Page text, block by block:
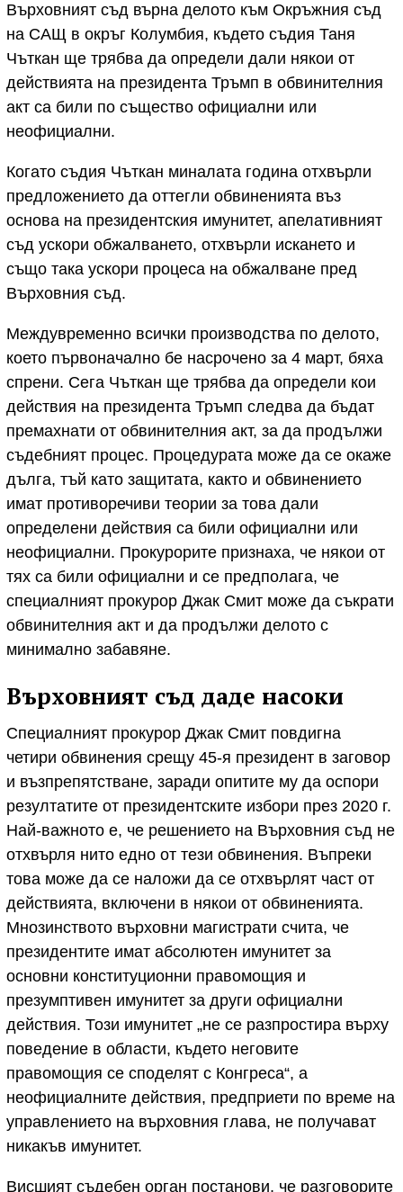
Върховният съд върна делото към Окръжния съд
на САЩ в окръг Колумбия, където съдия Таня
Чъткан ще трябва да определи дали някои от
действията на президента Тръмп в обвинителния
акт са били по същество официални или
неофициални.
Когато съдия Чъткан миналата година отхвърли
предложението да оттегли обвиненията въз
основа на президентския имунитет, апелативният
съд ускори обжалването, отхвърли искането и
също така ускори процеса на обжалване пред
Върховния съд.
Междувременно всички производства по делото,
което първоначално бе насрочено за 4 март, бяха
спрени. Сега Чъткан ще трябва да определи кои
действия на президента Тръмп следва да бъдат
премахнати от обвинителния акт, за да продължи
съдебният процес. Процедурата може да се окаже
дълга, тъй като защитата, както и обвинението
имат противоречиви теории за това дали
определени действия са били официални или
неофициални. Прокурорите признаха, че някои от
тях са били официални и се предполага, че
специалният прокурор Джак Смит може да съкрати
обвинителния акт и да продължи делото с
минимално забавяне.
Върховният съд даде насоки
Специалният прокурор Джак Смит повдигна
четири обвинения срещу 45-я президент в заговор
и възпрепятстване, заради опитите му да оспори
резултатите от президентските избори през 2020 г.
Най-важното е, че решението на Върховния съд не
отхвърля нито едно от тези обвинения. Въпреки
това може да се наложи да се отхвърлят част от
действията, включени в някои от обвиненията.
Мнозинството върховни магистрати счита, че
президентите имат абсолютен имунитет за
основни конституционни правомощия и
презумптивен имунитет за други официални
действия. Този имунитет „не се разпростира върху
поведение в области, където неговите
правомощия се споделят с Конгреса“, а
неофициалните действия, предприети по време на
управлението на върховния глава, не получават
никакъв имунитет.
Висшият съдебен орган постанови, че разговорите